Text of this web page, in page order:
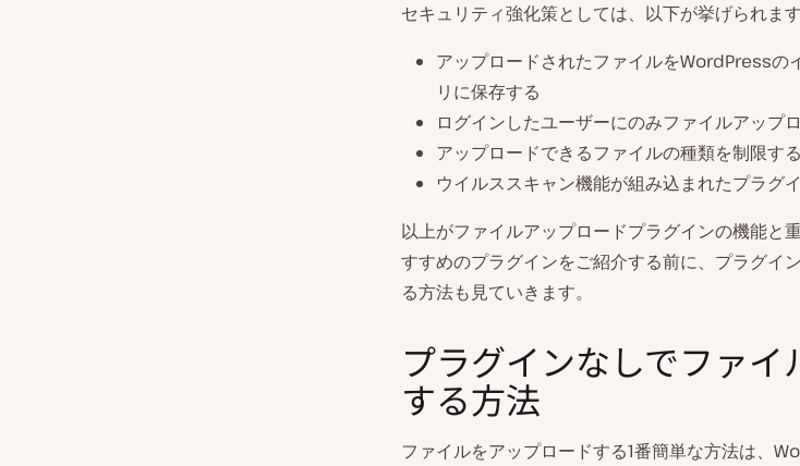
セキュリティ強化策としては、以下が挙げられます
アップロードされたファイルをWordPressの
リに保存する
ログインしたユーザーにのみファイルアップ
アップロードできるファイルの種類を制限する
ウイルススキャン機能が組み込まれたプラグ
以上がファイルアップロードプラグインの機能と
すすめのプラグインをご紹介する前に、プラグイ
る方法も見ていきます。
プラグインなしでファイ
する方法
ファイルをアップロードする1番簡単な方法は、